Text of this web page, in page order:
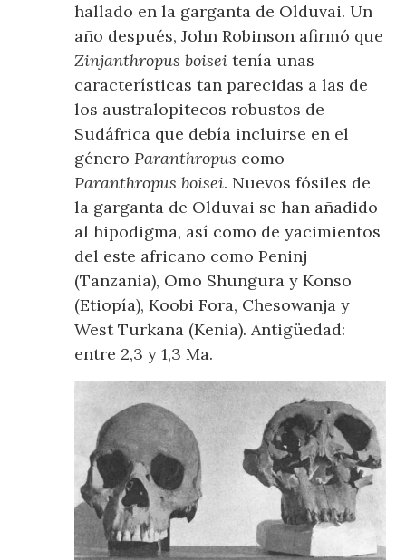
hallado en la garganta de Olduvai. Un
año después, John Robinson afirmó que
Zinjanthropus boisei tenía unas
características tan parecidas a las de
los australopitecos robustos de
Sudáfrica que debía incluirse en el
géneroParanthropus como
Paranthropus boisei. Nuevos fósiles de
la garganta de Olduvai se han añadido
al hipodigma, así como de yacimientos
del este africano como Peninj
(Tanzania), Omo Shungura y Konso
(Etiopía), Koobi Fora, Chesowanja y
West Turkana (Kenia). Antigüedad:
entre 2,3 y 1,3 Ma.